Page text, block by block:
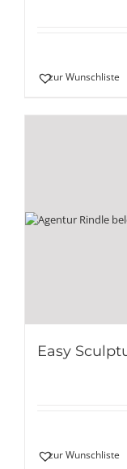
zur Wunschliste
Easy
zur Wunschliste